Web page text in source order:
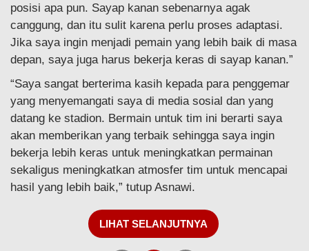
posisi apa pun. Sayap kanan sebenarnya agak
canggung, dan itu sulit karena perlu proses adaptasi.
Jika saya ingin menjadi pemain yang lebih baik di masa
depan, saya juga harus bekerja keras di sayap kanan.”
“Saya sangat berterima kasih kepada para penggemar
yang menyemangati saya di media sosial dan yang
datang ke stadion. Bermain untuk tim ini berarti saya
akan memberikan yang terbaik sehingga saya ingin
bekerja lebih keras untuk meningkatkan permainan
sekaligus meningkatkan atmosfer tim untuk mencapai
hasil yang lebih baik,” tutup Asnawi.
LIHAT SELANJUTNYA